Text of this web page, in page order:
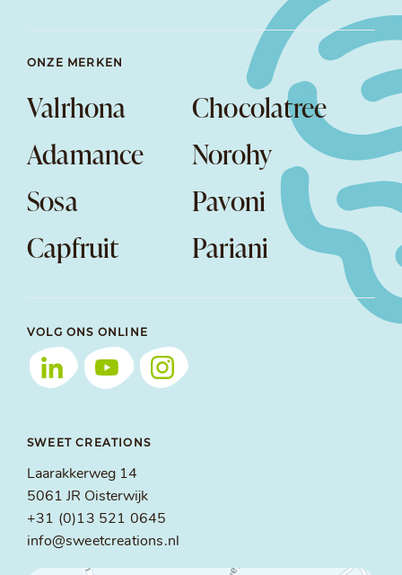
ONZE MERKEN
Valrhona
Chocolatree
Adamance
Norohy
Sosa
Pavoni
Capfruit
Pariani
VOLG ONS ONLINE
SWEET CREATIONS
Laarakkerweg 14
5061 JR Oisterwijk
+31 (0)13 521 0645
info@sweetcreations.nl